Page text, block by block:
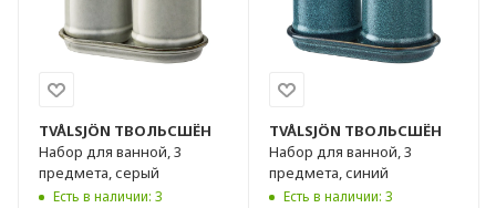
TVÅLSJÖN ТВОЛЬСШЁН
Набор для ванной, 3
предмета, серый
Есть в наличии: 3
TVÅLSJÖN ТВОЛЬСШЁН
Набор для ванной, 3
предмета, синий
Есть в наличии: 3